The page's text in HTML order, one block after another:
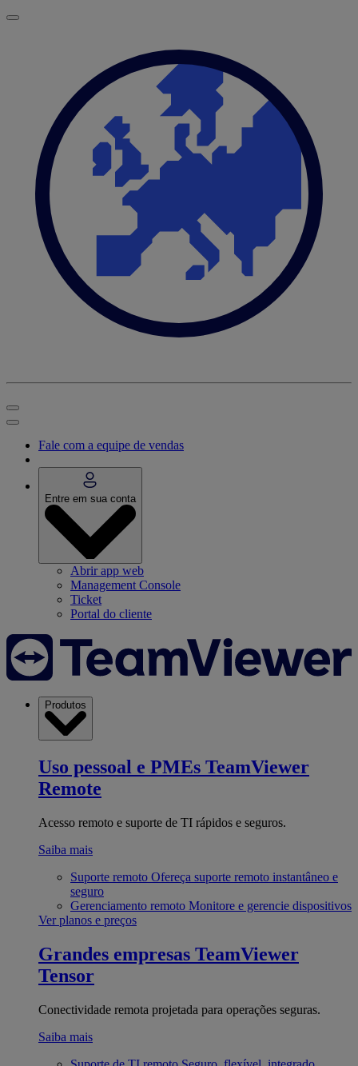
Fale com a equipe de vendas
Entre em sua conta
Abrir app web
Management Console
Ticket
Portal do cliente
Produtos
Uso pessoal e PMEs TeamViewer
Remote
Acesso remoto e suporte de TI rápidos e seguros.
Saiba mais
Suporte remoto Ofereça suporte remoto instantâneo e
seguro
Gerenciamento remoto Monitore e gerencie dispositivos
Ver planos e preços
Grandes empresas TeamViewer
Tensor
Conectividade remota projetada para operações seguras.
Saiba mais